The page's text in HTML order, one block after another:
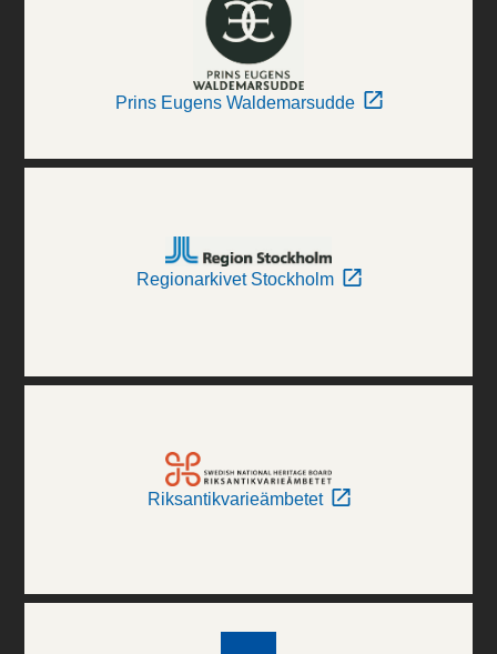
Prins Eugens Waldemarsudde
Regionarkivet Stockholm
Riksantikvarieämbetet